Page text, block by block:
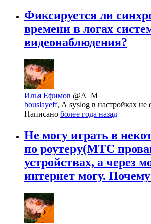
Фиксируется ли
времени в логах
видеонаблюдения?
Илья Ефимов @A_M
bouslayeff, А syslog в настройках не
Написано более года назад
Не могу играть в
по роутеру(МТС
устройствах, а через
интернет могу.